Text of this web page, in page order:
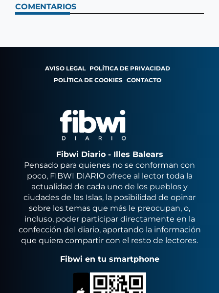
COMENTARIOS
AVISO LEGAL POLÍTICA DE PRIVACIDAD
POLÍTICA DE COOKIES CONTACTO
Fibwi Diario - Illes Balears
Pensado para quienes no se conforman con
poco, FIBWI DIARIO ofrece al lector toda la
actualidad de cada uno de los pueblos y
ciudades de las Islas, la posibilidad de opinar
sobre los temas que más le preocupan, o,
incluso, poder participar directamente en la
confección del diario, aportando la información
que quiera compartir con el resto de lectores.
Fibwi en tu smartphone